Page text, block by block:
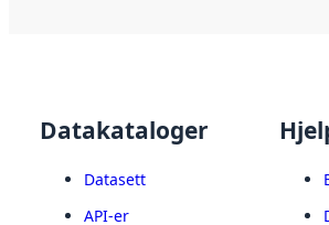
Datakataloger
Datasett
API-er